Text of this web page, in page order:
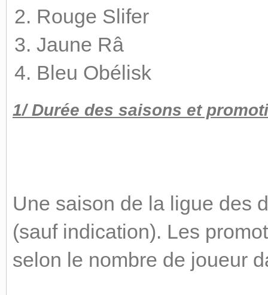
Rouge Slifer
Jaune Râ
Bleu Obélisk
1/ Durée des saisons et
Une saison de la ligue des
(sauf indication). Les
selon le nombre de joueur